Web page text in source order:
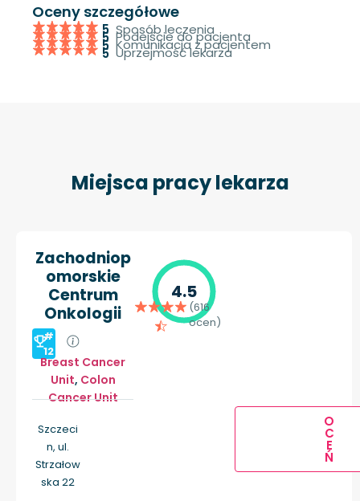
Oceny szczegółowe
5 Sposób leczenia
5 Podejście do pacjenta
5 Komunikacja z pacjentem
5 Uprzejmość lekarza
Miejsca pracy lekarza
Zachodniop
omorskie
Centrum
Onkologii
#
12
Breast Cancer
Unit, Colon
Cancer Unit
Szczeci
n, ul.
Strzałow
ska 22
4.5
(616
ocen)
O
C
E
Ń